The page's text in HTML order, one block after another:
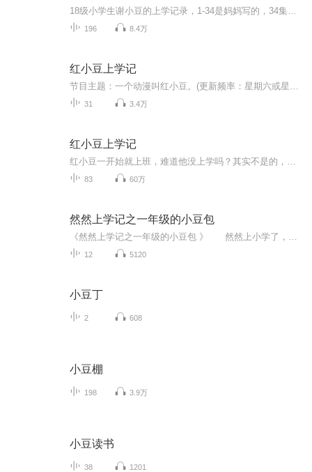
196 8.4万
红小豆上学记
31 3.4万
红小豆上学记
83 60万
然然上学记之一年级的小豆包
12 5120
小豆丁
2 608
小豆棚
198 3.9万
小豆读书
38 1201